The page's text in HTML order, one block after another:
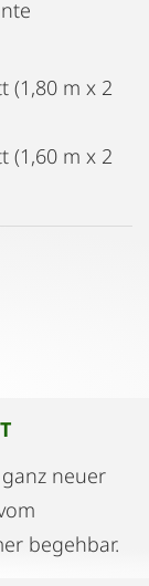
(1,80 m x 2
(1,60 m x 2
neuer
begehbar.